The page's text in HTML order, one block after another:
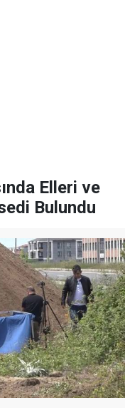
Elleri ve
Bulundu